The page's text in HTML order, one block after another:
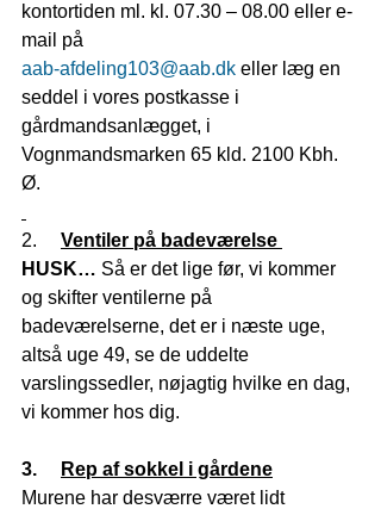
kontortiden ml. kl. 07.30 – 08.00 eller e-
mail på
aab-afdeling103@aab.dk eller læg en
seddel i vores postkasse i
gårdmandsanlægget, i
Vognmandsmarken 65 kld. 2100 Kbh.
Ø.
2. Ventiler på badeværelse
HUSK… Så er det lige før, vi kommer
og skifter ventilerne på
badeværelserne, det er i næste uge,
altså uge 49, se de uddelte
varslingssedler, nøjagtig hvilke en dag,
vi kommer hos dig.
3.
Rep af sokkel i gårdene
Murene har desværre været lidt